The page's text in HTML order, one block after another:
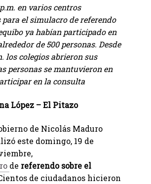
en varios centros
el simulacro de referendo
ya habían participado en
de 500 personas. Desde
los colegios abrieron sus
personas se mantuvieron en
en la consulta
López – El Pitazo
de Nicolás Maduro
este domingo, 19 de
de referendo sobre el
de ciudadanos hicieron